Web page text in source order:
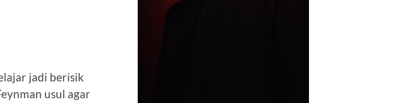
jadi berisik
usul agar